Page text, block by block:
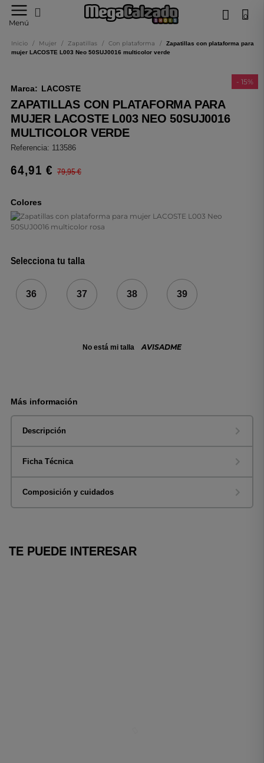
Menú
online
0
Inicio / Mujer / Zapatillas / Con plataforma /
Zapatillas con plataforma para
mujer LACOSTE L003 Neo 50SUJ0016 multicolor verde
- 15%
Marca: LACOSTE
ZAPATILLAS CON PLATAFORMA PARA
MUJER LACOSTE L003 NEO 50SUJ0016
MULTICOLOR VERDE
Referencia: 113586
64,91 € 79,95 €
Colores
Selecciona tu talla
36 37 38 39
No está mi talla AVISADME
Más información
Descripción
Ficha Técnica
Composición y cuidados
TE PUEDE INTERESAR